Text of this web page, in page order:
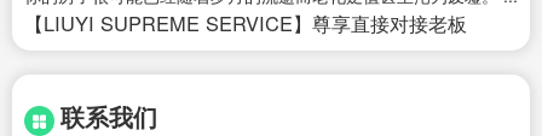
【LIUYI SUPREME SERVICE】尊享直接对接老板
联系我们